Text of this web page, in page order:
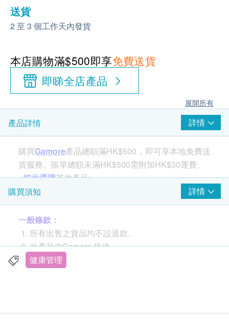
送貨
2 至 3 個工作天內發貨
本店購物滿$500即享免費送貨
即睇全店產品
展開所有
產品詳情 詳情
購買Gamore產品總額滿HK$500，即可享本地免費送
貨服務。賬單總額未滿HK$500需附加HK$30運費。
<按此選購其他產品>
購買須知 詳情
一般條款：
所有出售之貨品均不設退款。
此產品由Gamore 提供。
如有任何爭議，Gamore 及健康網購
健康管理